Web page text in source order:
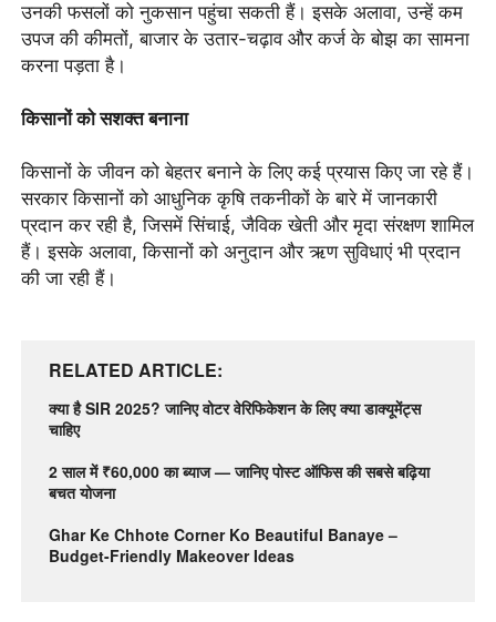
उनकी फसलों को नुकसान पहुंचा सकती हैं। इसके अलावा, उन्हें कम
उपज की कीमतों, बाजार के उतार-चढ़ाव और कर्ज के बोझ का सामना
करना पड़ता है।
किसानों को सशक्त बनाना
किसानों के जीवन को बेहतर बनाने के लिए कई प्रयास किए जा रहे हैं।
सरकार किसानों को आधुनिक कृषि तकनीकों के बारे में जानकारी
प्रदान कर रही है, जिसमें सिंचाई, जैविक खेती और मृदा संरक्षण शामिल
हैं। इसके अलावा, किसानों को अनुदान और ऋण सुविधाएं भी प्रदान
की जा रही हैं।
RELATED ARTICLE
क्या है SIR 2025? जानिए वोटर वेरिफिकेशन के लिए क्या डाक्यूमेंट्स
चाहिए
2 साल में ₹60,000 का ब्याज — जानिए पोस्ट ऑफिस की सबसे बढ़िया
बचत योजना
Ghar Ke Chhote Corner Ko Beautiful Banaye –
Budget-Friendly Makeover Ideas